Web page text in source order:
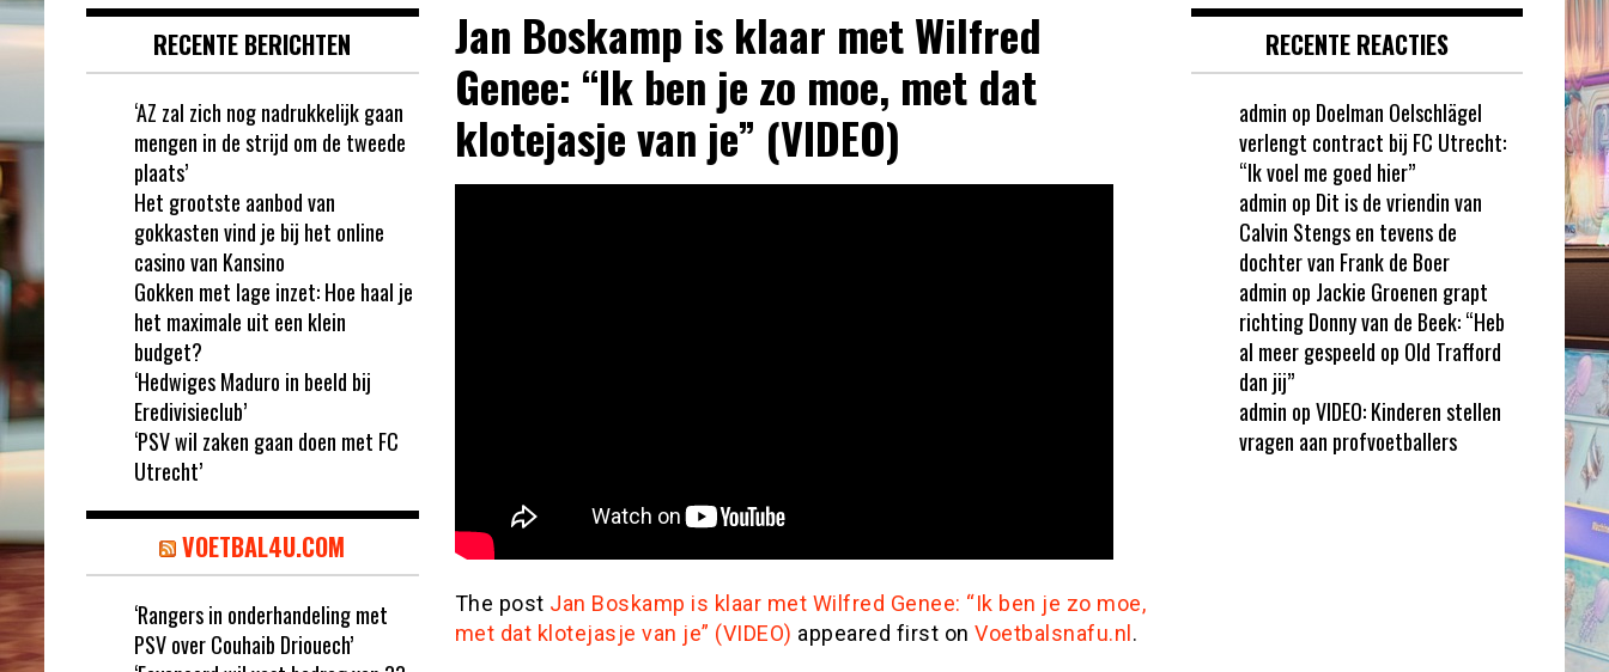
Jan Boskamp is klaar met Wilfred
Genee: “Ik ben je zo moe, met dat
klotejasje van je” (VIDEO)
The post Jan Boskamp is klaar met Wilfred Genee: “Ik ben je zo moe,
met dat klotejasje van je” (VIDEO) appeared first on Voetbalsnafu.nl.
RECENTE BERICHTEN
‘AZ zal zich nog nadrukkelijk gaan
mengen in de strijd om de tweede
plaats’
Het grootste aanbod van
gokkasten vind je bij het online
casino van Kansino
Gokken met lage inzet: Hoe haal je
het maximale uit een klein
budget?
‘Hedwiges Maduro in beeld bij
Eredivisieclub’
‘PSV wil zaken gaan doen met FC
Utrecht’
VOETBAL4U.COM
‘Rangers in onderhandeling met
PSV over Couhaib Driouech’
RECENTE REACTIES
admin op Doelman Oelschlägel
verlengt contract bij FC Utrecht:
“Ik voel me goed hier”
admin op Dit is de vriendin van
Calvin Stengs en tevens de
dochter van Frank de Boer
admin op Jackie Groenen grapt
richting Donny van de Beek: “Heb
al meer gespeeld op Old Trafford
dan jij”
admin opVIDEO: Kinderen stellen
vragen aan profvoetballers